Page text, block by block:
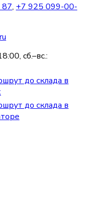
87, +7 925 099-00-
сб.–вс.:
до склада в
до склада в